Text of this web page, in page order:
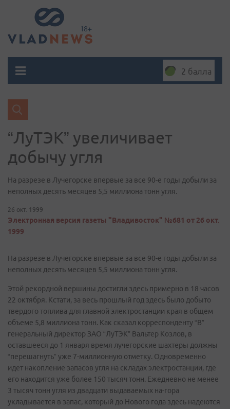
2 балла
“ЛуТЭК” увеличивает
добычу угля
На разрезе в Лучегорске впервые за все 90-е годы добыли за
неполных десять месяцев 5,5 миллиона тонн угля.
26 окт. 1999
Электронная версия газеты "Владивосток" №681 от 26 окт.
1999
На разрезе в Лучегорске впервые за все 90-е годы добыли за
неполных десять месяцев 5,5 миллиона тонн угля.
Этой рекордной вершины достигли здесь примерно в 18 часов
22 октября. Кстати, за весь прошлый год здесь было добыто
твердого топлива для главной электростанции края в общем
объеме 5,8 миллиона тонн. Как сказал корреспонденту “В”
генеральный директор ЗАО “ЛуТЭК” Вальтер Козлов, в
оставшееся до 1 января время лучегорские шахтеры должны
“перешагнуть” уже 7-миллионную отметку. Одновременно
идет накопление запасов угля на складах электростанции, где
его находится уже более 150 тысяч тонн. Ежедневно не менее
3 тысяч тонн угля из двадцати выдаваемых на-гора
укладывается в запас, который до Нового года здесь надеются